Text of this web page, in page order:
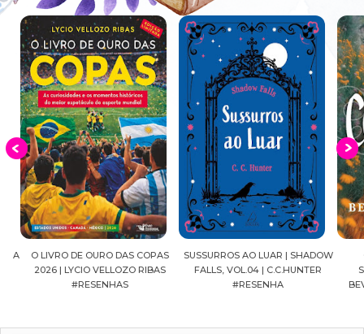
O LIVRO DE OURO DAS COPAS
2026 | LYCIO VELLOZO RIBAS
#RESENHAS
SUSSURROS AO LUAR | SHADOW
FALLS, VOL.04 | C.C.HUNTER
#RESENHA